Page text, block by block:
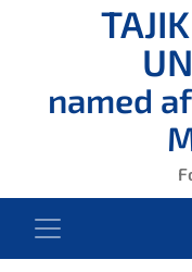
named